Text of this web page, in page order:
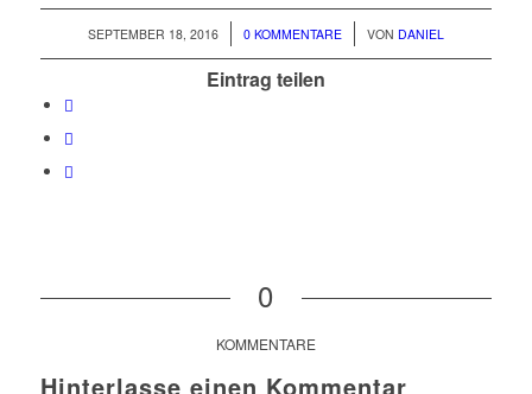
SEPTEMBER 18, 2016
/ 0 KOMMENTARE
/ VON DANIEL
Eintrag teilen
0
KOMMENTARE
Hinterlasse einen Kommentar